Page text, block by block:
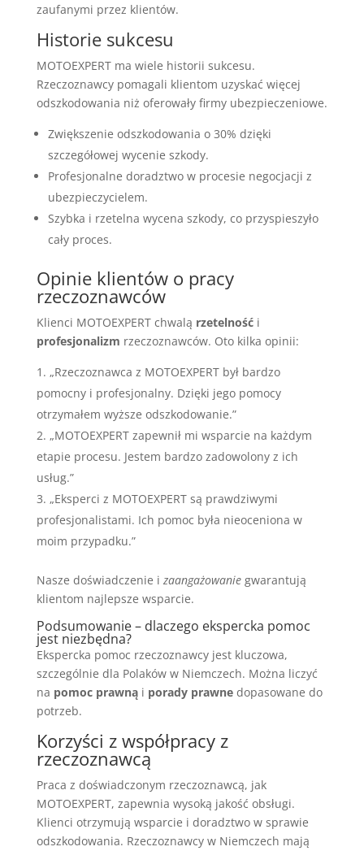
zaufanymi przez klientów.
Historie sukcesu
MOTOEXPERT ma wiele historii sukcesu.
Rzeczoznawcy pomagali klientom uzyskać więcej
odszkodowania niż oferowały firmy ubezpieczeniowe.
Zwiększenie odszkodowania o 30% dzięki
szczegółowej wycenie szkody.
Profesjonalne doradztwo w procesie negocjacji z
ubezpieczycielem.
Szybka i rzetelna wycena szkody, co przyspieszyło
cały proces.
Opinie klientów o pracy
rzeczoznawców
Klienci MOTOEXPERT chwalą rzetelnośći
profesjonalizm rzeczoznawców. Oto kilka opinii:
„Rzeczoznawca z MOTOEXPERT był bardzo
pomocny i profesjonalny. Dzięki jego pomocy
otrzymałem wyższe odszkodowanie.”
„MOTOEXPERT zapewnił mi wsparcie na każdym
etapie procesu. Jestem bardzo zadowolony z ich
usług.”
„Eksperci z MOTOEXPERT są prawdziwymi
profesjonalistami. Ich pomoc była nieoceniona w
moim przypadku.”
Nasze doświadczenie i zaangażowaniegwarantują
klientom najlepsze wsparcie.
Podsumowanie – dlaczego ekspercka pomoc
jest niezbędna?
Ekspercka pomoc rzeczoznawcy jest kluczowa,
szczególnie dla Polaków w Niemczech. Można liczyć
na pomoc prawnąi porady prawnedopasowane do
potrzeb.
Korzyści z współpracy z
rzeczoznawcą
Praca z doświadczonym rzeczoznawcą, jak
MOTOEXPERT, zapewnia wysoką jakość obsługi.
Klienci otrzymują wsparcie i doradztwo w sprawie
odszkodowania. Rzeczoznawcy w Niemczech mają